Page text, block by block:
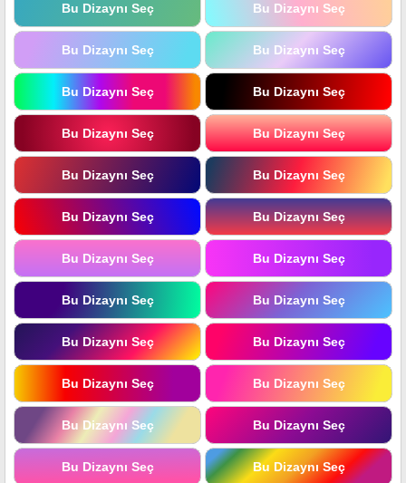
Bu Dizaynı Seç Bu Dizaynı Seç
Bu Dizaynı Seç Bu Dizaynı Seç
Bu Dizaynı Seç Bu Dizaynı Seç
Bu Dizaynı Seç Bu Dizaynı Seç
Bu Dizaynı Seç Bu Dizaynı Seç
Bu Dizaynı Seç Bu Dizaynı Seç
Bu Dizaynı Seç Bu Dizaynı Seç
Bu Dizaynı Seç Bu Dizaynı Seç
Bu Dizaynı Seç Bu Dizaynı Seç
Bu Dizaynı Seç Bu Dizaynı Seç
Bu Dizaynı Seç Bu Dizaynı Seç
Bu Dizaynı Seç Bu Dizaynı Seç